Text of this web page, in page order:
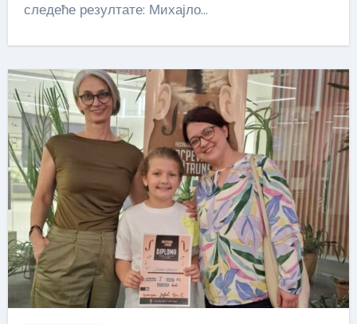
следеће резултате: Михајло…